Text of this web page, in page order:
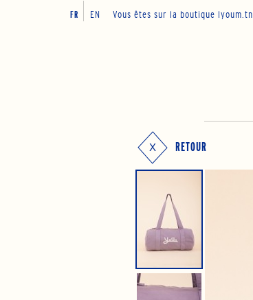
FR EN Vous êtes sur la boutique lyoum.tn
RETOUR